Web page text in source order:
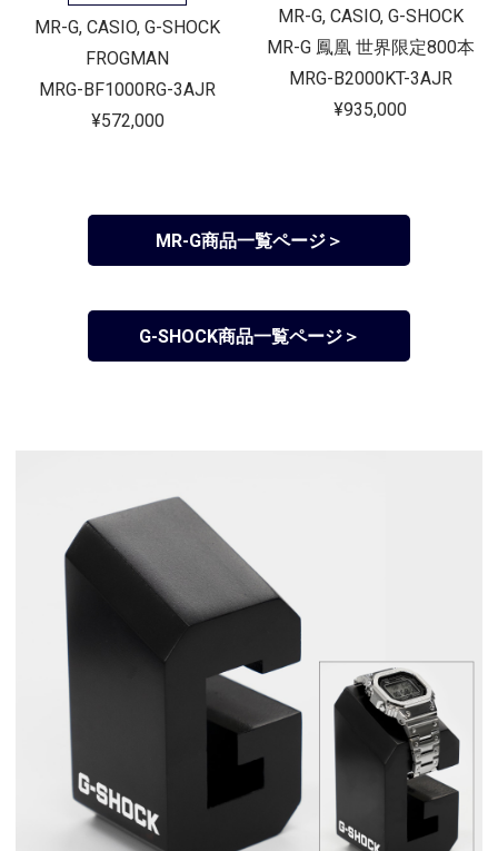
MR-G, CASIO, G-SHOCK
FROGMAN
MRG-BF1000RG-3AJR
¥572,000
MR-G, CASIO, G-SHOCK
MR-G 鳳凰 世界限定800本
MRG-B2000KT-3AJR
¥935,000
MR-G商品一覧ページ＞
G-SHOCK商品一覧ページ＞